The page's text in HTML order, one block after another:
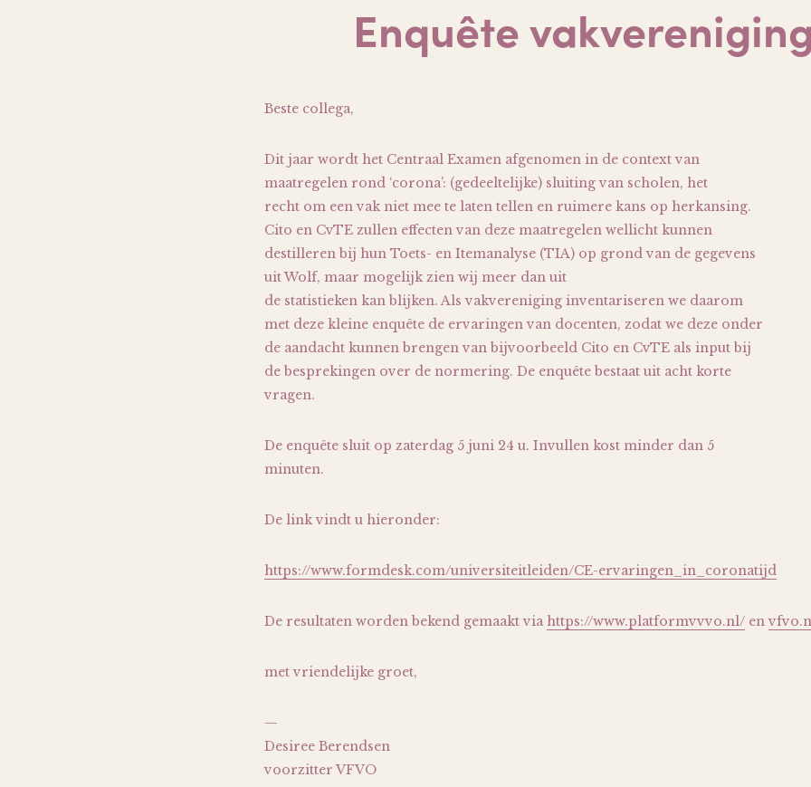
Enquête
Beste collega,
Dit jaar wordt het Centraal Examen afgenomen in de context van
maatregelen rond ‘corona’: (gedeeltelijke) sluiting van scholen, het
recht om een vak niet mee te laten tellen en ruimere kans op herkansing.
Cito en CvTE zullen effecten van deze maatregelen wellicht kunnen
destilleren bij hun Toets- en Itemanalyse (TIA) op grond van de gegevens
uit Wolf, maar mogelijk zien wij meer dan uit
de statistieken kan blijken. Als vakvereniging inventariseren we daarom
met deze kleine enquête de ervaringen van docenten, zodat we deze onder
de aandacht kunnen brengen van bijvoorbeeld Cito en CvTE als input bij
de besprekingen over de normering. De enquête bestaat uit acht korte
vragen.
De enquête sluit op zaterdag 5 juni 24 u. Invullen kost minder dan 5
minuten.
De link vindt u hieronder:
https://www.formdesk.com/universiteitleiden/CE-ervaringen_in_coronatijd
De resultaten worden bekend gemaakt via https://www.platformvvvo.nl/ en
met vriendelijke groet,
—
Desiree Berendsen
voorzitter VFVO